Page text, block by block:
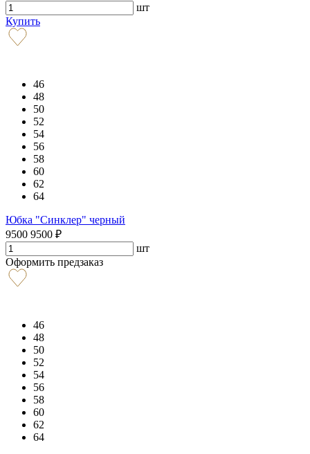
шт
Купить
46
48
50
52
54
56
58
60
62
64
Юбка "Синклер" черный
9500 9500 ₽
шт
Оформить предзаказ
46
48
50
52
54
56
58
60
62
64